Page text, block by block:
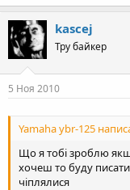
kascej
Тру байкер
5 Ноя 2010
Yamaha ybr-125
Що я тобі зроблю
хочеш то буду
чіплялися